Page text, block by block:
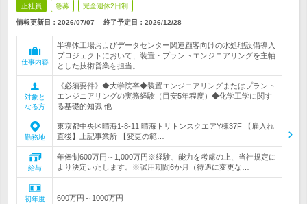
正社員 急募 完全週休2日制
情報更新日：2026/07/07 終了予定日： 2026/12/28
仕事内容
半導体工場およびデータセンター関連顧客向けの水処理設備導入
プロジェクトにおいて、装置・プラントエンジニアリングを主軸
とした技術営業を担当。
対象と
なる方
《必須要件》◆大学院卒◆装置エンジニアリングまたはプラント
エンジニアリングの実務経験（目安5年程度）◆化学工学に関す
る基礎的知識 他
勤務地
東京都中央区晴海1-8-11 晴海トリトンスクエアY棟37F 【雇入れ
直後】上記事業所 【変更の範…
給与
年俸制600万円～1,000万円※経験、能力を考慮の上、当社規定に
より決定いたします。※試用期間6か月（待遇に変更な…
初年度
600万円～1000万円